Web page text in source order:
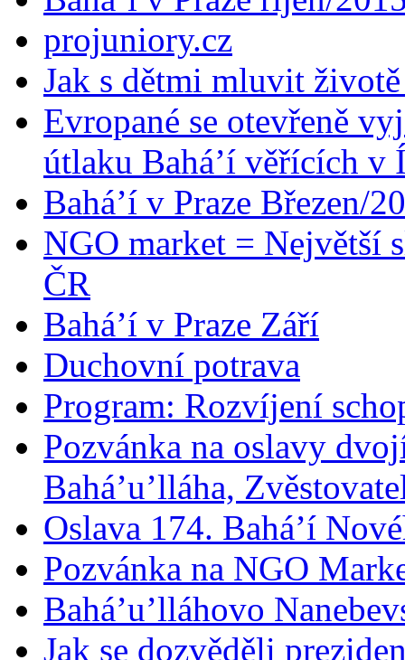
projuniory.cz
Jak s dětmi mluvit
Evropané se otevřeně
útlaku Bahá’í věřících v
Bahá’í v Praze Březen/
NGO market = Největší
ČR
Bahá’í v Praze Září
Duchovní potrava
Program: Rozvíjení
Pozvánka na oslavy
Bahá’u’lláha,
Oslava 174. Bahá’í
Pozvánka na NGO
Bahá’u’lláhovo
Jak se dozvěděli